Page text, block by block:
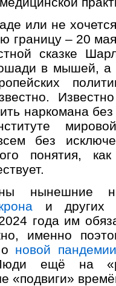
или не
границу – 20
сказке
в мышей, а
наркомана
без
понятия,
нынешние
и других
года им
именно
новой пандемии
ещё на
«подвиги»